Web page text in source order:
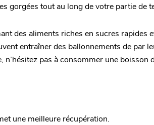
gorgées tout au long de votre partie de
des aliments riches en sucres rapides
entraîner des ballonnements de par
pas à consommer une boisson
une meilleure récupération.